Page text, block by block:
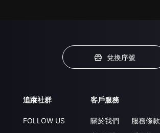
兌換序號
追蹤社群
FOLLOW US
客戶服務
關於我們
服務條款